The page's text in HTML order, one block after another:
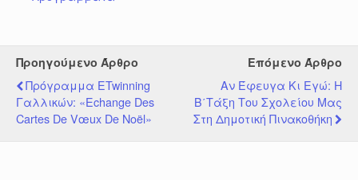
Προηγούμενο Άρθρο
Πρόγραμμα ETwinning
Γαλλικών: «Echange Des
Cartes De Vœux De Noël»
Επόμενο Άρθρο
Αν Έφευγα Κι Εγώ: Η
Β΄τάξη Του Σχολείου Μας
Στη Δημοτική Πινακοθήκη